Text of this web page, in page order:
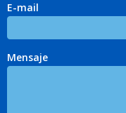
E-mail
Mensaje